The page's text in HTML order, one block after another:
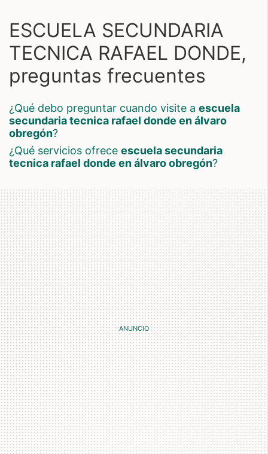
ESCUELA SECUNDARIA
TECNICA RAFAEL DONDE,
preguntas frecuentes
¿qué debo preguntar cuando visite a escuela
secundaria tecnica rafael donde en álvaro
obregón?
¿qué servicios ofrece escuela secundaria
tecnica rafael donde en álvaro obregón?